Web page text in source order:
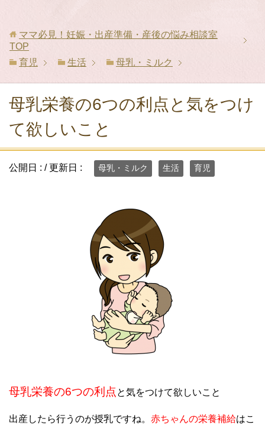
ママ必見！妊娠・出産準備・産後の悩み相談室
TOP
育児
生活 母乳・ミルク
母乳栄養の6つの利点と気をつけ
て欲しいこと
公開日 : / 更新日 : 母乳・ミルク 生活 育児
母乳栄養の6つの利点 と気をつけて欲しいこと
出産したら行うのが授乳ですね。 赤ちゃんの栄養補給はこ